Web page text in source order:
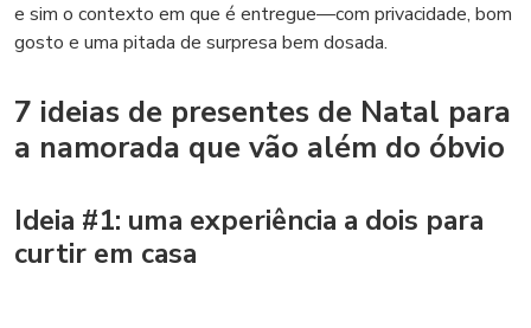
e sim o contexto em que é entregue—com privacidade, bom
gosto e uma pitada de surpresa bem dosada.
7 ideias de presentes de Natal para
a namorada que vão além do óbvio
Ideia #1: uma experiência a dois para
curtir em casa